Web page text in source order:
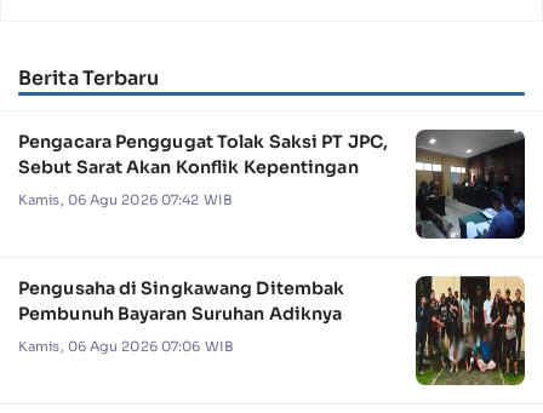
Berita Terbaru
Pengacara Penggugat Tolak Saksi PT JPC,
Sebut Sarat Akan Konflik Kepentingan
Kamis, 06 Agu 2026 07:42 WIB
Pengusaha di Singkawang Ditembak
Pembunuh Bayaran Suruhan Adiknya
Kamis, 06 Agu 2026 07:06 WIB